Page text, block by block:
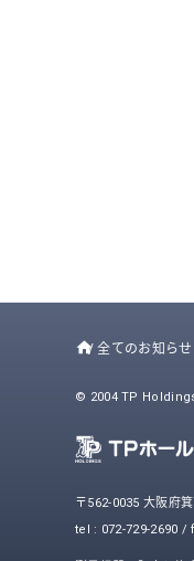
/全てのお知らせ
© 2004 TP
〒562-0035 大阪府
tel : 072-729-2690 /